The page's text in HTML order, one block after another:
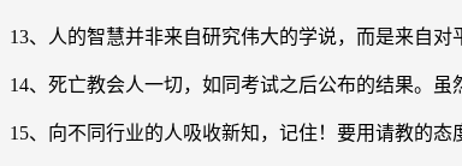
13、人的智慧并非来自研究伟大的学说，而是来自对
14、死亡教会人一切，如同考试之后公布的结果。虽
15、向不同行业的人吸收新知，记住！要用请教的态